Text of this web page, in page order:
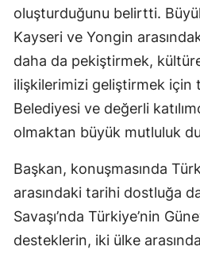
oluşturduğunu belirtti.
Kayseri ve Yongin
daha da pekiştirmek,
ilişkilerimizi geliştirmek için
Belediyesi ve değerli
olmaktan büyük mutluluk
Başkan, konuşmasında
arasındaki tarihi dostluğa
Savaşı’nda Türkiye’nin
desteklerin, iki ülke